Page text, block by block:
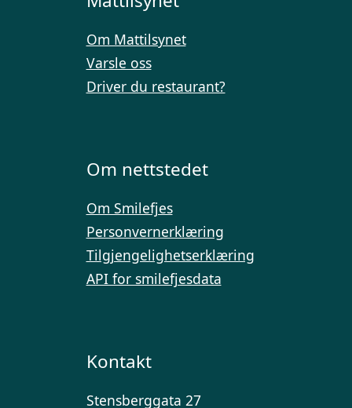
Om Mattilsynet
Varsle oss
Driver du restaurant?
Om nettstedet
Om Smilefjes
Personvernerklæring
Tilgjengelighetserklæring
API for smilefjesdata
Kontakt
Stensberggata 27